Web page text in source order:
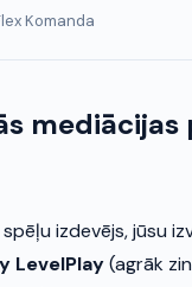
Komanda
izdevējs, jūsu
LevelPlay(agrāk